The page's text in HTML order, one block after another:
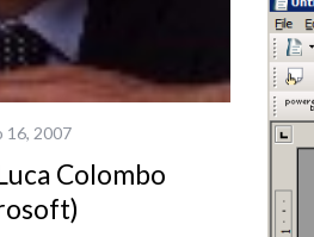
16, 2007
Colombo